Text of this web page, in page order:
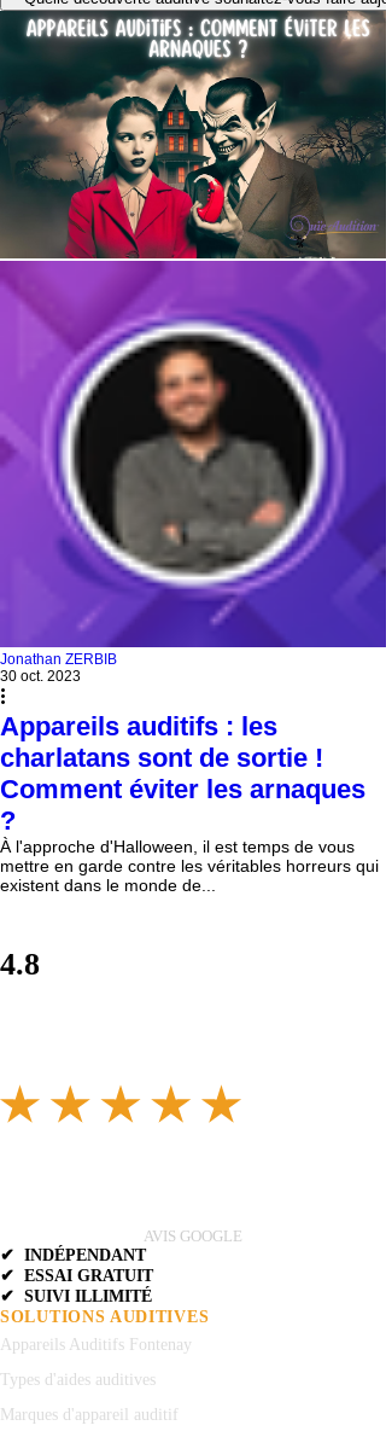
Jonathan ZERBIB
30 oct. 2023
Appareils auditifs : les
charlatans sont de sortie !
Comment éviter les arnaques
?
À l'approche d'Halloween, il est temps de vous
mettre en garde contre les véritables horreurs qui
existent dans le monde de...
4.8
AVIS GOOGLE
✔ INDÉPENDANT
✔ ESSAI GRATUIT
✔ SUIVI ILLIMITÉ
SOLUTIONS AUDITIVES
Appareils Auditifs Fontenay
Types d'aides auditives
Marques d'appareil auditif